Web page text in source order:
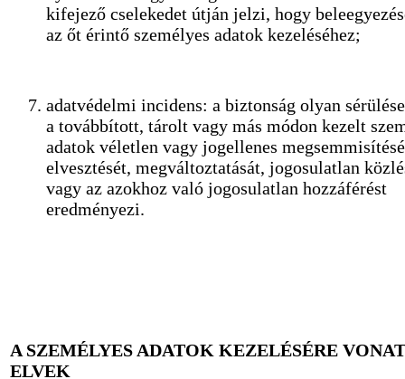
kifejező cselekedet útján jelzi, hogy
az őt érintő személyes adatok kezeléséhez;
adatvédelmi incidens: a biztonság olyan
a továbbított, tárolt vagy más módon kezelt
adatok véletlen vagy jogellenes
elvesztését, megváltoztatását, jogosulatlan
vagy az azokhoz való jogosulatlan hozzáférést
eredményezi.
A SZEMÉLYES ADATOK KEZELÉSÉRE
ELVEK